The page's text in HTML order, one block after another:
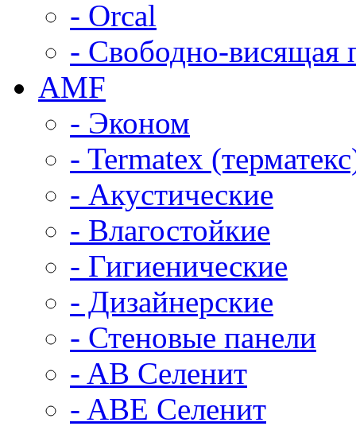
- Orcal
- Свободно-висящая
AMF
- Эконом
- Termatex
- Акустические
- Влагостойкие
- Гигиенические
- Дизайнерские
- Стеновые панели
- AB Селенит
- ABE Селенит